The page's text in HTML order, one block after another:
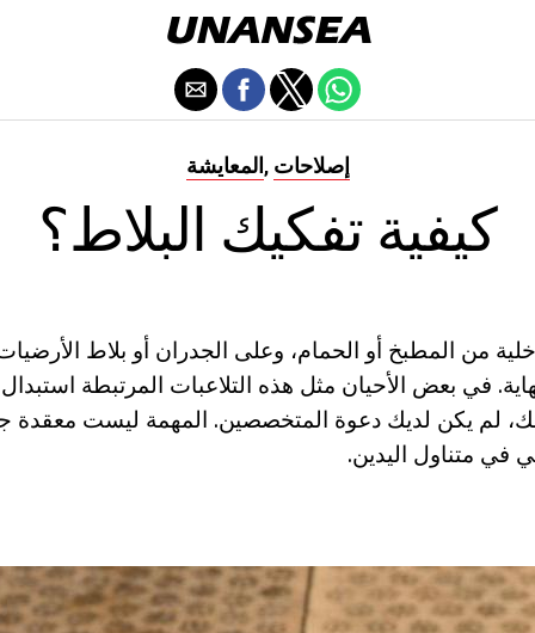
المعايشة , إصلاحات
كيفية تفكيك البلاط؟
من المطبخ أو الحمام، وعلى الجدران أو بلاط
في بعض الأحيان مثل هذه التلاعبات المرتبطة
لم يكن لديك دعوة المتخصصين. المهمة ليست معقدة
في متناول اليدين.